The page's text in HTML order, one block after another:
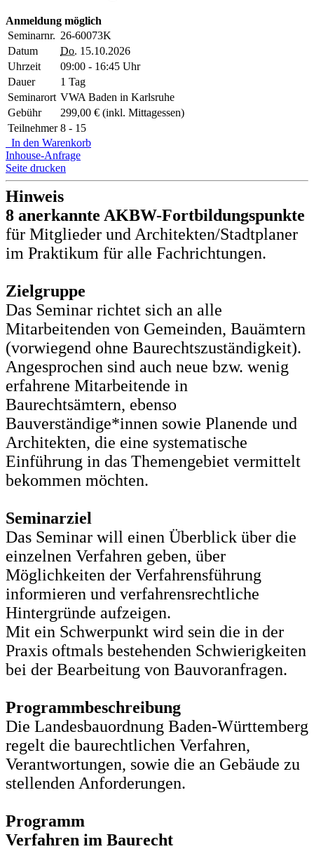
Anmeldung möglich
Seminarnr. 26-60073K
Datum
Do. 15.10.2026
Uhrzeit
09:00 - 16:45 Uhr
Dauer
1 Tag
Seminarort VWA Baden in Karlsruhe
Gebühr
299,00 € (inkl. Mittagessen)
Teilnehmer 8 - 15
In den Warenkorb
Inhouse-Anfrage
Seite drucken
Hinweis
8 anerkannte AKBW-Fortbildungspunkte
für Mitglieder und Architekten/Stadtplaner
im Praktikum für alle Fachrichtungen.
Zielgruppe
Das Seminar richtet sich an alle
Mitarbeitenden von Gemeinden, Bauämtern
(vorwiegend ohne Baurechtszuständigkeit).
Angesprochen sind auch neue bzw. wenig
erfahrene Mitarbeitende in
Baurechtsämtern, ebenso
Bauverständige*innen sowie Planende und
Architekten, die eine systematische
Einführung in das Themengebiet vermittelt
bekommen möchten.
Seminarziel
Das Seminar will einen Überblick über die
einzelnen Verfahren geben, über
Möglichkeiten der Verfahrensführung
informieren und verfahrensrechtliche
Hintergründe aufzeigen.
Mit ein Schwerpunkt wird sein die in der
Praxis oftmals bestehenden Schwierigkeiten
bei der Bearbeitung von Bauvoranfragen.
Programmbeschreibung
Die Landesbauordnung Baden-Württemberg
regelt die baurechtlichen Verfahren,
Verantwortungen, sowie die an Gebäude zu
stellenden Anforderungen.
Programm
Verfahren im Baurecht